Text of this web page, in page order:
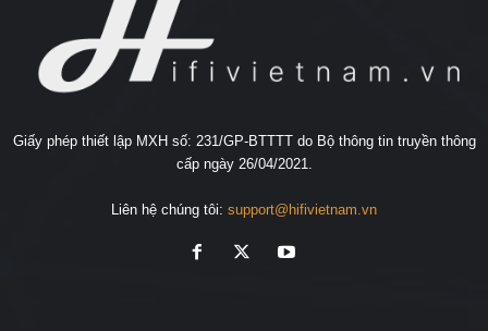
Giấy phép thiết lập MXH số: 231/GP-BTTTT do Bộ thông tin truyền thông
cấp ngày 26/04/2021.
Liên hệ chúng tôi: support@hifivietnam.vn